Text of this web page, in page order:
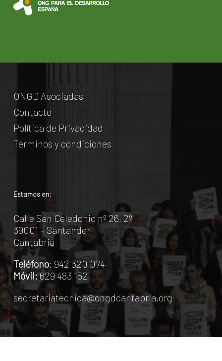
ONGD Asociadas
Contacto
Política de Privacidad
Términos y condiciones
Estamos en:
Calle San Celedonio nº 26, 2º
39001 – Santander
Cantabria
Teléfono: 942 320 074
Móvil:629 483 152
secretariatecnica@ongdcantabria.org